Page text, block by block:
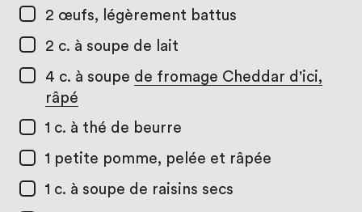
2 œufs, légèrement battus
2 c. à soupe de lait
4 c. à soupe de fromage Cheddar d'ici,
râpé
1 c. à thé de beurre
1 petite pomme, pelée et râpée
1 c. à soupe de raisins secs